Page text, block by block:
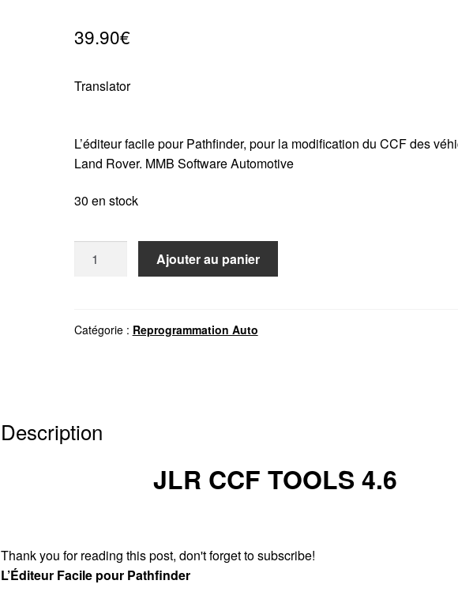
39.90€
Translator
L’éditeur facile pour Pathfinder, pour la modification du CCF des
Land Rover. MMB Software Automotive
30 en stock
TOOLS
Ajouter au panier
Catégorie : Reprogrammation Auto
Description
JLR CCF TOOLS 4.6
Thank you for reading this post, don't forget to subscribe!
L’Éditeur Facile pour Pathfinder